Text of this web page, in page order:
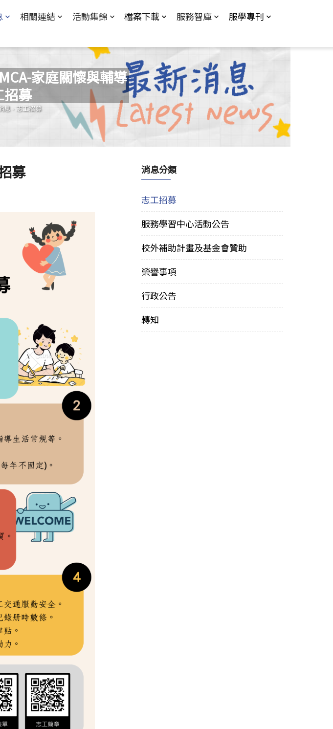
相關連結 活動集錦 檔案下載 服務智庫 服學專刊
家庭關懷與輔導
招募
這裡
息 - 志工招募
募 消息分類
志工招募
服務學習中心活動公告
校外補助計畫及基金會贊助
榮譽事項
行政公告
轉知